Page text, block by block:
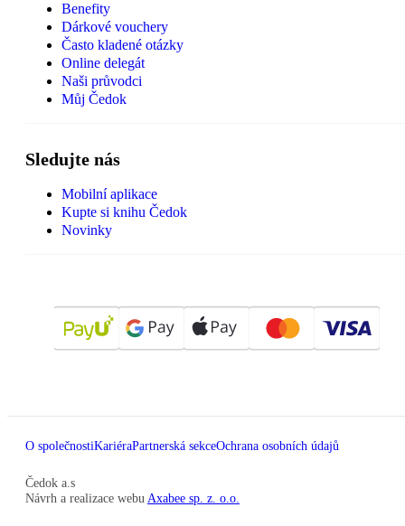
Benefity
Dárkové vouchery
Často kladené otázky
Online delegát
Naši průvodci
Můj Čedok
Sledujte nás
Mobilní aplikace
Kupte si knihu Čedok
Novinky
O společnostiKariéraPartnerská sekceOchrana osobních údajů
Čedok a.s
Návrh a realizace webu Axabee sp. z. o.o.